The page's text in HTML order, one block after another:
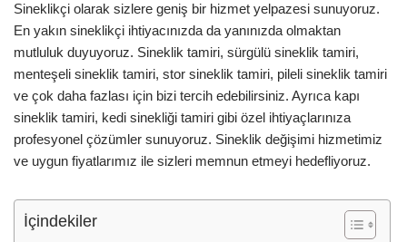
Sineklikçi olarak sizlere geniş bir hizmet yelpazesi sunuyoruz.
En yakın sineklikçi ihtiyacınızda da yanınızda olmaktan
mutluluk duyuyoruz. Sineklik tamiri, sürgülü sineklik tamiri,
menteşeli sineklik tamiri, stor sineklik tamiri, pileli sineklik tamiri
ve çok daha fazlası için bizi tercih edebilirsiniz. Ayrıca kapı
sineklik tamiri, kedi sinekliği tamiri gibi özel ihtiyaçlarınıza
profesyonel çözümler sunuyoruz. Sineklik değişimi hizmetimiz
ve uygun fiyatlarımız ile sizleri memnun etmeyi hedefliyoruz.
İçindekiler